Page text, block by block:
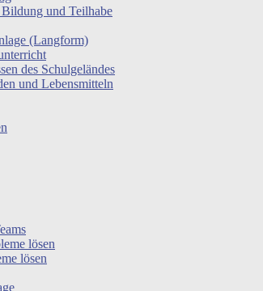
und Teilhabe
(Langform)
des Schulgeländes
und Lebensmitteln
lösen
lösen